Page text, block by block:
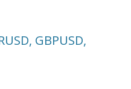
GBPUSD,